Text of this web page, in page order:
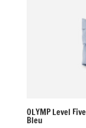
OLYMP Level
Bleu